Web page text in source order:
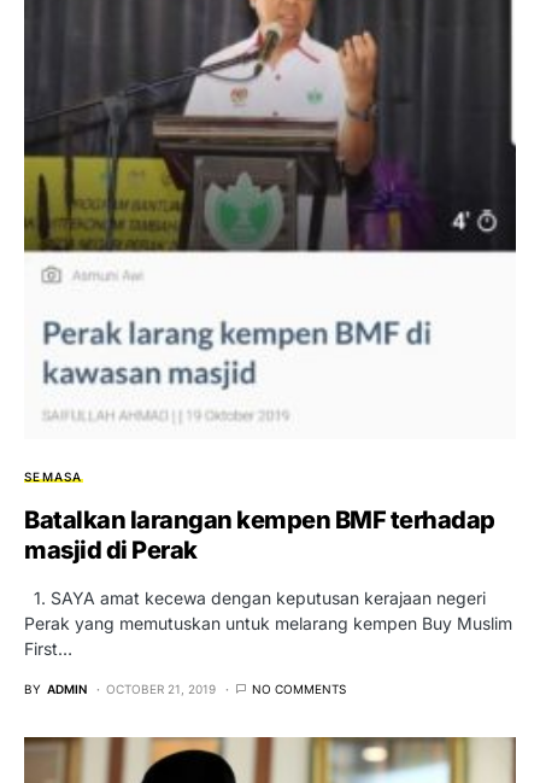
SEMASA
Batalkan larangan kempen BMF terhadap
masjid di Perak
1. SAYA amat kecewa dengan keputusan kerajaan negeri
Perak yang memutuskan untuk melarang kempen Buy Muslim
First…
BY ADMIN OCTOBER 21, 2019 NO COMMENTS